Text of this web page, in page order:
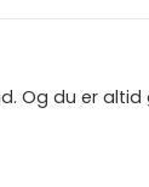
Og du er